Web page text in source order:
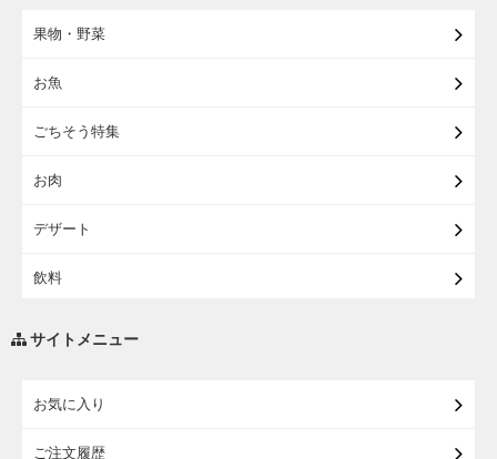
果物・野菜
お魚
ごちそう特集
お肉
デザート
飲料
サイトメニュー
お気に入り
ご注文履歴